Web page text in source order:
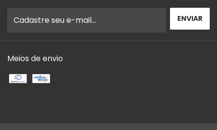
Meios de envio